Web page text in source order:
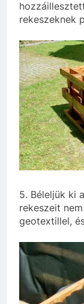
rekeszeknek
5. Béleljük ki
rekeszeit
geotextillel,